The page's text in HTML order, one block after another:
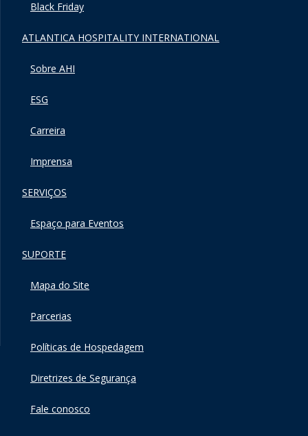
Black Friday
ATLANTICA HOSPITALITY INTERNATIONAL
Sobre AHI
ESG
Carreira
Imprensa
SERVIÇOS
Espaço para Eventos
SUPORTE
Mapa do Site
Parcerias
Políticas de Hospedagem
Diretrizes de Segurança
Fale conosco